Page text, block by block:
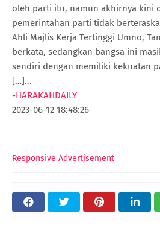
oleh parti itu, namun akhirnya kini
pemerintahan parti tidak
Ahli Majlis Kerja Tertinggi Umno,
berkata, sedangkan bangsa ini
sendiri dengan memiliki kekuatan
[…]...
-HARAKAHDAILY
2023-06-12 18:48:26
Responsive Advertisement